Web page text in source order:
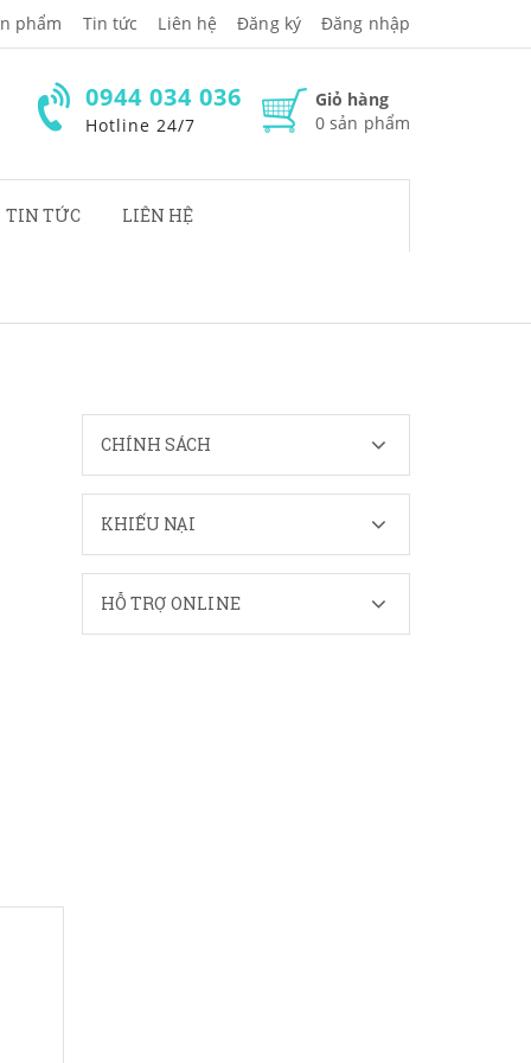
phẩm Tin tức Liên hệ Đăng ký Đăng nhập
Giỏ hàng
0 sản phẩm
0944 034 036
Hotline 24/7
TIN TỨC LIÊN HỆ
CHÍNH SÁCH
KHIẾU NẠI
HỖ TRỢ ONLINE